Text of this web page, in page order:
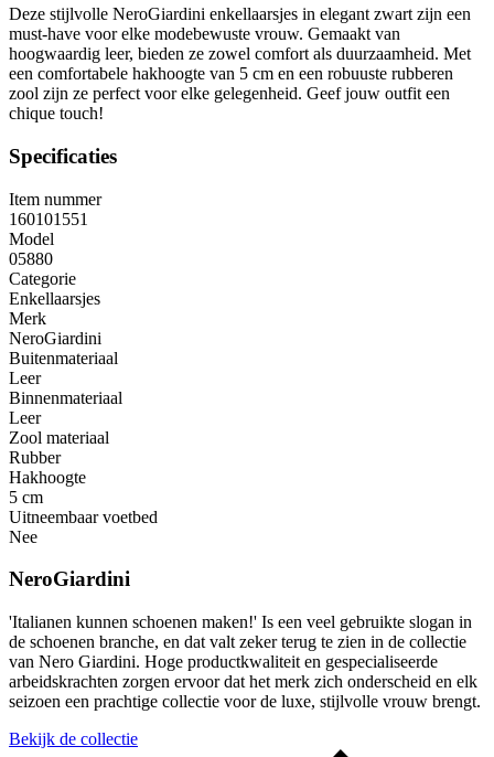
Deze stijlvolle NeroGiardini enkellaarsjes in elegant zwart zijn een
must-have voor elke modebewuste vrouw. Gemaakt van
hoogwaardig leer, bieden ze zowel comfort als duurzaamheid. Met
een comfortabele hakhoogte van 5 cm en een robuuste rubberen
zool zijn ze perfect voor elke gelegenheid. Geef jouw outfit een
chique touch!
Specificaties
Item nummer
160101551
Model
05880
Categorie
Enkellaarsjes
Merk
NeroGiardini
Buitenmateriaal
Leer
Binnenmateriaal
Leer
Zool materiaal
Rubber
Hakhoogte
5 cm
Uitneembaar voetbed
Nee
NeroGiardini
'Italianen kunnen schoenen maken!' Is een veel gebruikte slogan in
de schoenen branche, en dat valt zeker terug te zien in de collectie
van Nero Giardini. Hoge productkwaliteit en gespecialiseerde
arbeidskrachten zorgen ervoor dat het merk zich onderscheid en elk
seizoen een prachtige collectie voor de luxe, stijlvolle vrouw brengt.
Bekijk de collectie